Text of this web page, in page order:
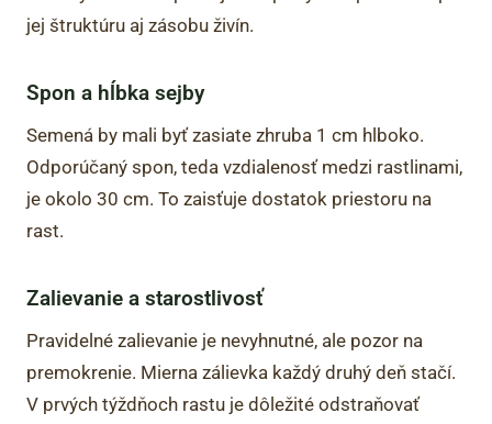
jej štruktúru aj zásobu živín.
Spon a hĺbka sejby
Semená by mali byť zasiate zhruba 1 cm hlboko.
Odporúčaný spon, teda vzdialenosť medzi rastlinami,
je okolo 30 cm. To zaisťuje dostatok priestoru na
rast.
Zalievanie a starostlivosť
Pravidelné zalievanie je nevyhnutné, ale pozor na
premokrenie. Mierna zálievka každý druhý deň stačí.
V prvých týždňoch rastu je dôležité odstraňovať